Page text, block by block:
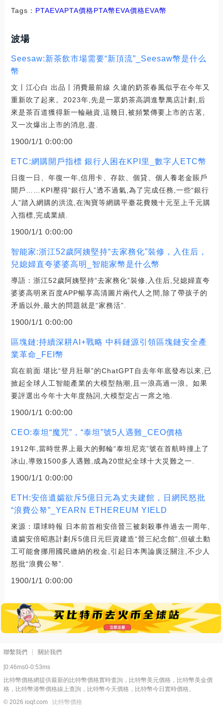
Tags： PTAEVAPTA價格PTA幣EVA價格EVA幣
波場
Seesaw:新茶飲市場需要“新頂流”_Seesaw幣是什么
幣
文丨江心白 出品丨消費最前線 久違的奶茶春風似乎在今年又
重新吹了起來。2023年,先是一眾奶茶高調進擊萬店計劃,后
來是茶百道獲得新一輪融資,這幾日,被頻繁傳要上市的古茗,
又一次爆出上市的消息,盡.
1900/1/1 0:00:00
ETC:網購開戶指標 銀行人困在KPI里_數字人ETC幣
日復一日、年復一年,信用卡、存款、個貸、個人養老金賬戶
開戶……KPI壓得“銀行人”透不過氣,為了完成任務,一些“銀行
人”踏入網購的洪流,在淘寶等網購平臺花費幾十元至上千元購
入指標,完成業績.
1900/1/1 0:00:00
智能家:浙江52歲阿姨堅持“去家務化”裝修，入住后，
兒媳婦直夸婆婆高明_智能家幣是什么幣
導語：浙江52歲阿姨堅持“去家務化”裝修,入住后,兒媳婦直夸
婆婆高明來百度APP暢享高清圖片兩代人之間,除了帶孩子的
矛盾以外,最大的問題就是“家務活”.
1900/1/1 0:00:00
區塊鏈:持續深耕AI+戰略 中科鏈源引領區塊鏈安全產
業革命_FEI幣
寫在前面 堪比“登月壯舉”的ChatGPT自去年年底發布以來,已
掀起全球人工智能產業的大模型熱潮,且一浪高過一浪。如果
要評選出今年十大年度熱詞,大模型定占一席之地.
1900/1/1 0:00:00
CEO:泰坦“魔咒”，“泰坦”號5人遇難_CEO價格
1912年,當時世界上最大的郵輪“泰坦尼克”號在首航時撞上了
冰山,導致1500多人遇難,成為20世紀全球十大災難之一.
1900/1/1 0:00:00
ETH:安倍遺孀欲斥5億日元為丈夫建館，日網民怒批
“浪費公帑”_YEARN ETHEREUM YIELD
來源：環球時報 日本前首相安倍晉三被刺殺事件過去一周年,
遺孀安倍昭惠計劃斥5億日元巨資建造“晉三紀念館”,但破土動
工可能會挪用國民繳納的稅金,引起日本輿論廣泛關注,不少人
怒批“浪費公帑”.
1900/1/1 0:00:00
聯繫我們 關於我們
[0:46ms0-0:53ms
比特幣價格網提供最新的比特幣價格實時査詢，比特幣美元價格，比特幣美金價
格，比特幣港幣價格線上查詢，比特幣今天價格，比特幣今日實時價格。
© 2026 ioqf.com
比特幣價格